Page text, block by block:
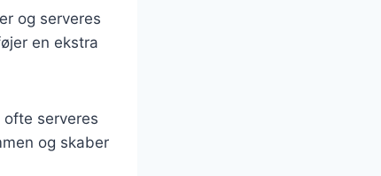
og serveres
en ekstra
serveres
og skaber